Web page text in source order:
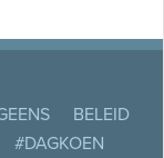
BELEID
#DAGKOEN